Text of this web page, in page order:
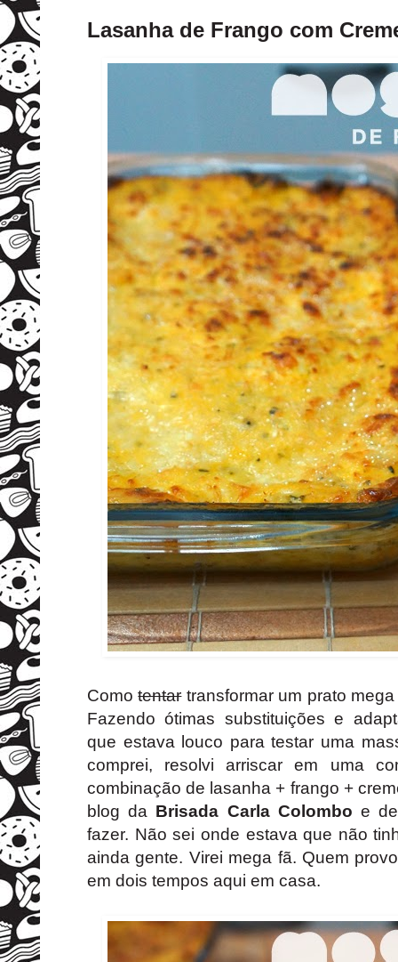
Lasanha de Frango com
Comotentartransformar um prato
Fazendo ótimas substituições e
que estava louco para testar uma
comprei, resolvi arriscar em uma
combinação de lasanha + frango +
blog da Brisada Carla Colombo e
fazer. Não sei onde estava que não
ainda gente. Virei mega fã. Quem
em dois tempos aqui em casa.